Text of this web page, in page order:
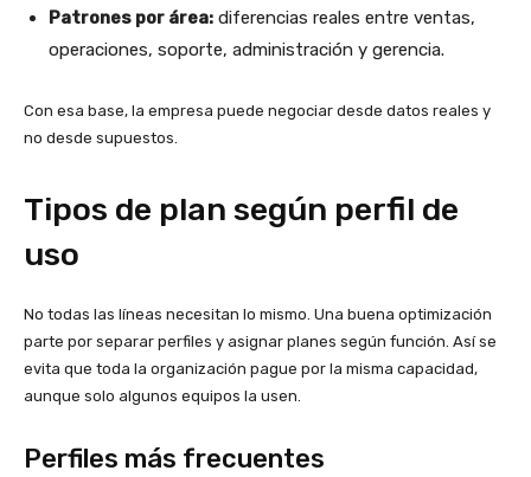
Patrones por área: diferencias reales entre ventas,
operaciones, soporte, administración y gerencia.
Con esa base, la empresa puede negociar desde datos reales y
no desde supuestos.
Tipos de plan según perfil de
uso
No todas las líneas necesitan lo mismo. Una buena optimización
parte por separar perfiles y asignar planes según función. Así se
evita que toda la organización pague por la misma capacidad,
aunque solo algunos equipos la usen.
Perfiles más frecuentes